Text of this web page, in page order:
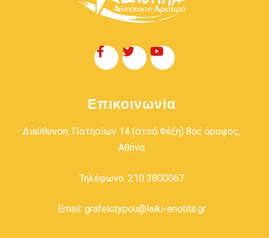
Επικοινωνία
Διεύθυνση: Πατησίων 14 (στοά Φέξη) 8ος όροφος,
Αθήνα
Τηλέφωνο: 210 3800067
Email: grafeiotypou@laiki-enotita.gr